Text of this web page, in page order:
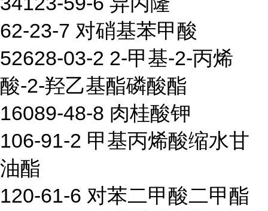
62-23-7 对硝基苯甲酸
52628-03-2 2-甲基-2-丙烯
酸-2-羟乙基酯磷酸酯
16089-48-8 肉桂酸钾
106-91-2 甲基丙烯酸缩水甘
油酯
120-61-6 对苯二甲酸二甲酯